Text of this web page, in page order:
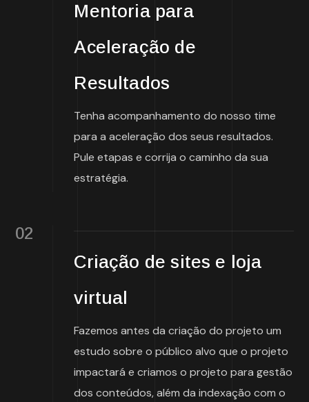
Mentoria para
Aceleração de
Resultados
Tenha acompanhamento do nosso time
para a aceleração dos seus resultados.
Pule etapas e corrija o caminho da sua
estratégia.
02
Criação de sites e loja
virtual
Fazemos antes da criação do projeto um
estudo sobre o público alvo que o projeto
impactará e criamos o projeto para gestão
dos conteúdos, além da indexação com o